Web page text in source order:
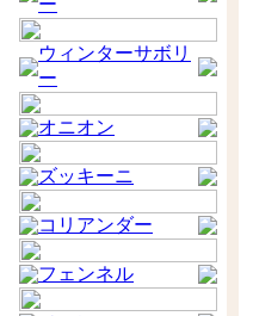
ー
ウィンターサボリ
ー
オニオン
ズッキーニ
コリアンダー
フェンネル